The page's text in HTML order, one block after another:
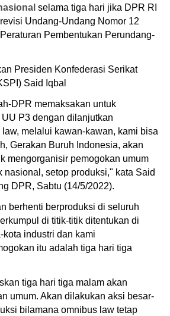
selama tiga hari jika DPR RI
Undang-Undang Nomor 12
Pembentukan Perundang-
Presiden Konfederasi Serikat
Said Iqbal
DPR memaksakan untuk
P3 dengan dilanjutkan
melalui kawan-kawan, kami bisa
Gerakan Buruh Indonesia, akan
mengorganisir pemogokan umum
nasional, setop produksi," kata Said
DPR, Sabtu (14/5/2022).
berhenti berproduksi di seluruh
di titik-titik ditentukan di
industri dan kami
itu adalah tiga hari tiga
tiga hari tiga malam akan
umum. Akan dilakukan aksi besar-
bilamana omnibus law tetap